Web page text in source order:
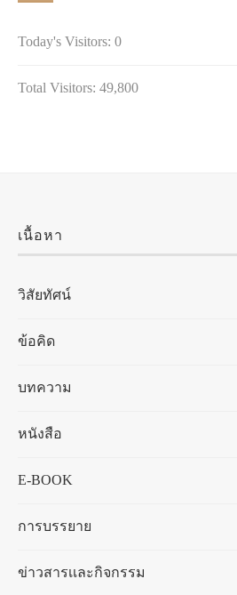
Today's Visitors: 0
Total Visitors: 49,800
เนื้อหา
วิสัยทัศน์
ข้อคิด
บทความ
หนังสือ
E-BOOK
การบรรยาย
ข่าวสารเเละกิจกรรม